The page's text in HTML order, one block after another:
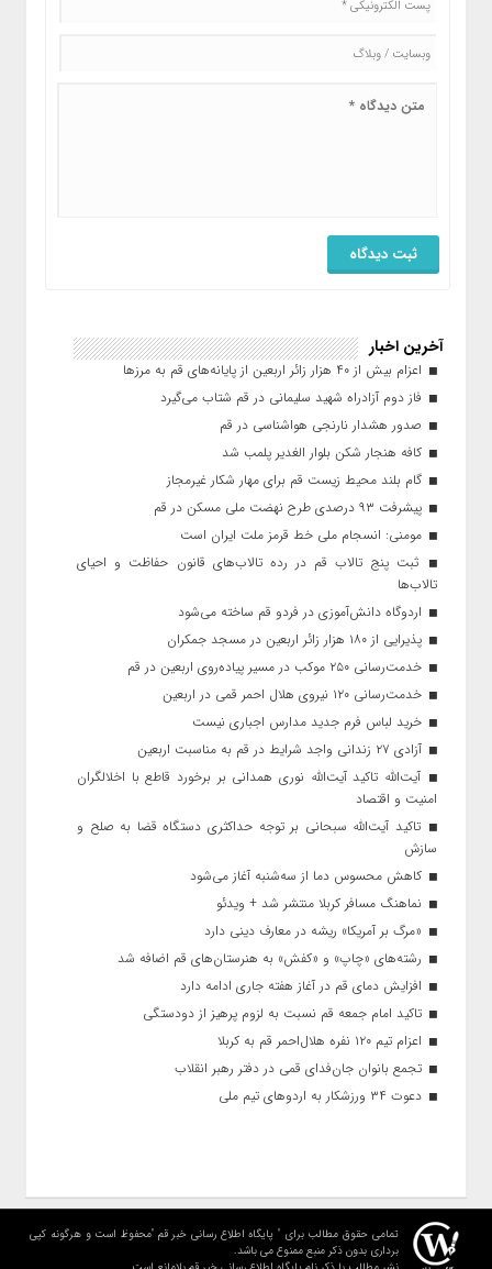
آخرین اخبار
اعزام بیش از ۴۰ هزار زائر اربعین از پایانه‌های قم به مرزها
فاز دوم آزادراه شهید سلیمانی در قم شتاب می‌گیرد
صدور هشدار نارنجی هواشناسی در قم
کافه هنجار شکن بلوار الغدیر پلمب شد
گام بلند محیط زیست قم برای مهار شکار غیرمجاز
پیشرفت ۹۳ درصدی طرح نهضت ملی مسکن در قم
مومنی: انسجام ملی خط قرمز ملت ایران است
ثبت پنج تالاب قم در رده تالاب‌های قانون حفاظت و احیای
تالاب‌ها
اردوگاه دانش‌آموزی در فردو قم ساخته می‌شود
پذیرایی از ۱۸۰ هزار زائر اربعین در مسجد جمکران
خدمت‌رسانی ۲۵۰ موکب در مسیر پیاده‌روی اربعین در قم
خدمت‌رسانی ۱۲۰ نیروی هلال احمر قمی در اربعین
خرید لباس فرم جدید مدارس اجباری نیست
آزادی ۲۷ زندانی واجد شرایط در قم به مناسبت اربعین
آیت‌الله تاکید آیت‌الله نوری همدانی بر برخورد قاطع با اخلالگران
امنیت و اقتصاد
تاکید آیت‌الله‌ سبحانی بر توجه حداکثری دستگاه قضا به صلح و
سازش
کاهش محسوس دما از سه‌شنبه آغاز می‌شود
نماهنگ مسافر کربلا منتشر شد + ویدئو
«مرگ بر آمریکا» ریشه در معارف دینی دارد
رشته‌های «چاپ» و «کفش» به هنرستان‌های قم اضافه شد
افزایش دمای قم در آغاز هفته جاری ادامه دارد
تاکید امام جمعه قم نسبت به لزوم پرهیز از دودستگی
اعزام تیم ۱۲۰ نفره هلال‌احمر قم به کربلا
تجمع بانوان جان‌فدای قمی در دفتر رهبر انقلاب
دعوت ۳۴ ورزشکار به اردوهای تیم ملی
تمامی حقوق مطالب برای " پایگاه اطلاع رسانی خبر قم "محفوظ است و هرگونه کپی
برداری بدون ذکر منبع ممنوع می باشد.